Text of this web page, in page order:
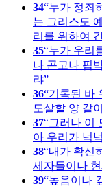
34 누가 정죄
는 그리스도
리를 위하여
35 누가 우리
나 곤고나 핍
랴
36 기록된 바
도살할 양 같
37 그러나 이
아 우리가 넉
38 내가 확신
세자들이나
39 높음이나